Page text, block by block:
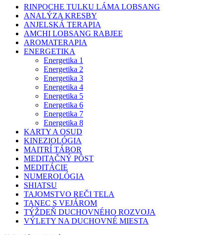
RINPOCHE TULKU LÁMA LOBSANG
ANALÝZA KRESBY
ANJELSKÁ TERAPIA
AMCHI LOBSANG RABJEE
AROMATERAPIA
ENERGETIKA
Energetika 1
Energetika 2
Energetika 3
Energetika 4
Energetika 5
Energetika 6
Energetika 7
Energetika 8
KARTY A OSUD
KINEZIOLÓGIA
MAITRÍ TÁBOR
MEDITAČNÝ PÔST
MEDITÁCIE
NUMEROLÓGIA
SHIATSU
TAJOMSTVO REČI TELA
TANEC S VEJÁROM
TÝŽDEŇ DUCHOVNÉHO ROZVOJA
VÝLETY NA DUCHOVNÉ MIESTA